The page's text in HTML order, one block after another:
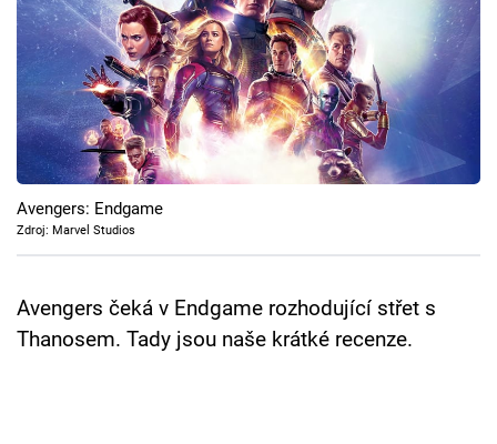
Seriály
Hry
Cool Esport
Pořady
TV Program
Avengers: Endgame
Zdroj: Marvel Studios
Avengers čeká v Endgame rozhodující střet s
Thanosem. Tady jsou naše krátké recenze.